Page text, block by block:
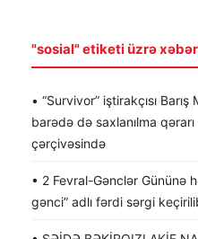
"sosial" etiketi üzrə
• “Survivor” iştirakçısı
barədə də saxlanılma
çərçivəsində
• 2 Fevral-Gənclər Gününə
gənci” adlı fərdi sərgi